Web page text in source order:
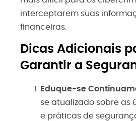
interceptarem suas
financeiras.
Dicas Adicionais
Garantir a
Eduque-se
se atualizado sobre as
e práticas de